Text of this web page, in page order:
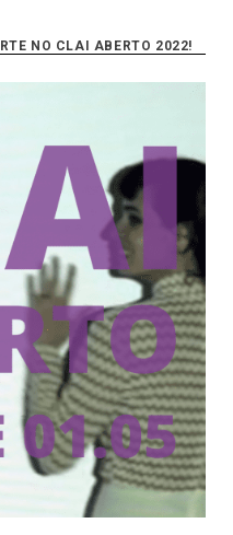
NO CLAI ABERTO 2022!